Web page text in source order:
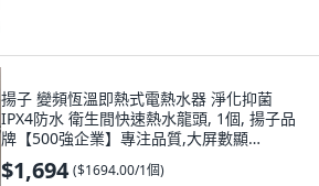
揚子 變頻恆溫即熱式電熱水器 淨化抑菌
IPX4防水 衛生間快速熱水龍頭, 1個, 揚子品
牌【500強企業】專注品質,大屏數顯
【5500W紅】省電節能 三秒, 5500W紅
$1,694 ($1694.00/1個)